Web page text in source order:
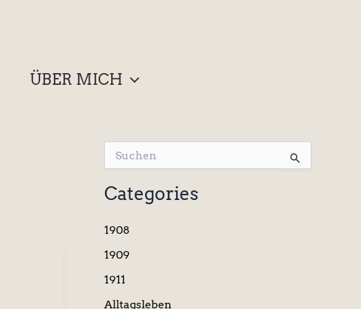
ÜBER MICH
u
c
h
n
a
h
Categories
1908
1909
1911
Alltagsleben